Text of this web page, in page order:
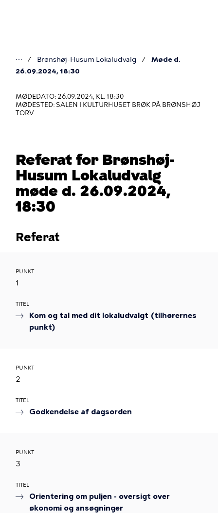
Du
her
⋯ Brønshøj-Husum Lokaludvalg
Møde d.
26.09.2024, 18:30
MØDEDATO: 26.09.2024, KL. 18:30
MØDESTED: SALEN I KULTURHUSET BRØK PÅ BRØNSHØJ
TORV
Referat for Brønshøj-
Husum Lokaludvalg
møde d. 26.09.2024,
18:30
Referat
PUNKT
1
TITEL
Kom og tal med dit lokaludvalgt (tilhørernes
punkt)
PUNKT
2
TITEL
Godkendelse af dagsorden
PUNKT
3
TITEL
Orientering om puljen - oversigt over
økonomi og ansøgninger